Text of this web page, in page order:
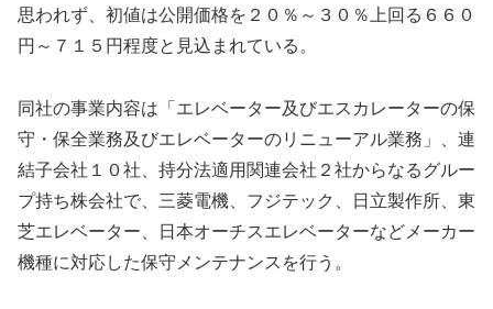
思われず、初値は公開価格を２０％～３０％上回る６６０
円～７１５円程度と見込まれている。
同社の事業内容は「エレベーター及びエスカレーターの保
守・保全業務及びエレベーターのリニューアル業務」、連
結子会社１０社、持分法適用関連会社２社からなるグルー
プ持ち株会社で、三菱電機、フジテック、日立製作所、東
芝エレベーター、日本オーチスエレベーターなどメーカー
機種に対応した保守メンテナンスを行う。